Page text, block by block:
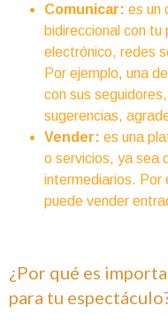
Comunicar: es un
bidireccional con
electrónico, redes
Por ejemplo, una
con sus
sugerencias,
Vender: es una
o servicios, ya sea
intermediarios. Por
puede vender
¿Por qué es
para tu